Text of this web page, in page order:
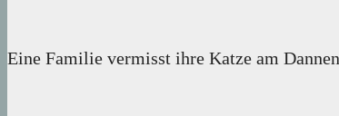
Eine Familie vermisst ihre Katze am